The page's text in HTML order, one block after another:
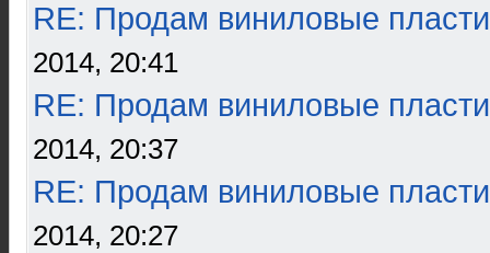
RE: Продам виниловые
2014, 20:41
RE: Продам виниловые
2014, 20:37
RE: Продам виниловые
2014, 20:27